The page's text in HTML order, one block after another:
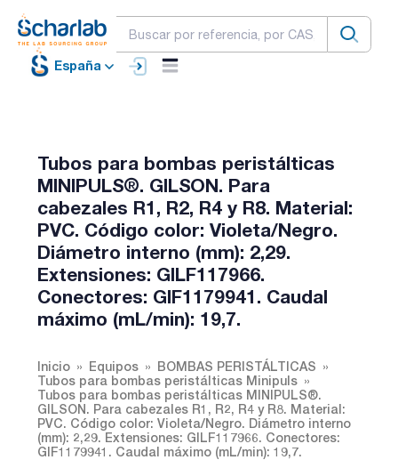
España
Tubos para bombas peristálticas
MINIPULS®. GILSON. Para
cabezales R1, R2, R4 y R8. Material:
PVC. Código color: Violeta/Negro.
Diámetro interno (mm): 2,29.
Extensiones: GILF117966.
Conectores: GIF1179941. Caudal
máximo (mL/min): 19,7.
Inicio Equipos
BOMBAS PERISTÁLTICAS
Tubos para bombas peristálticas Minipuls
Tubos para bombas peristálticas MINIPULS®.
GILSON. Para cabezales R1, R2, R4 y R8. Material:
PVC. Código color: Violeta/Negro. Diámetro interno
(mm): 2,29. Extensiones: GILF117966. Conectores:
GIF1179941. Caudal máximo (mL/min): 19,7.